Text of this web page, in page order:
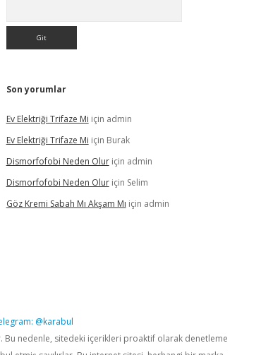
Son yorumlar
Ev Elektriği Trifaze Mi için admin
Ev Elektriği Trifaze Mi için Burak
Dismorfofobi Neden Oluriçin admin
Dismorfofobi Neden Oluriçin Selim
Göz Kremi Sabah Mı Akşam Mı için admin
@karabul
Bu nedenle, sitedeki içerikleri proaktif olarak denetleme